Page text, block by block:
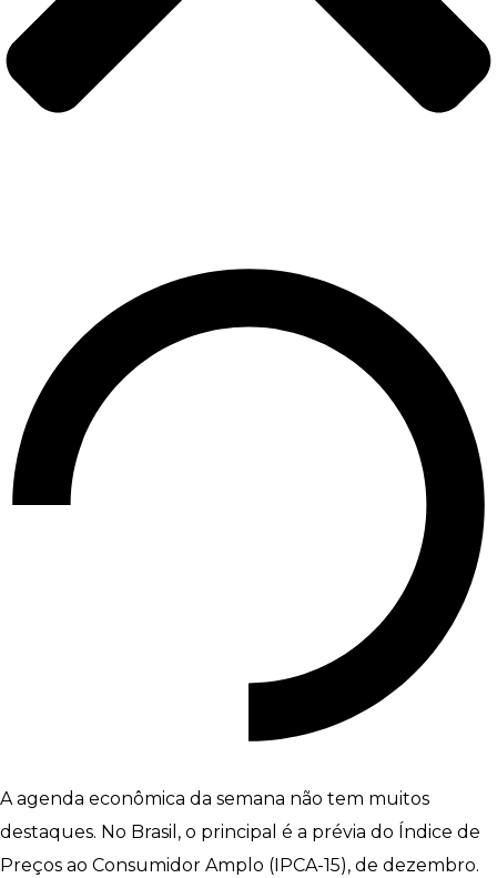
A agenda econômica da semana não tem muitos
destaques. No Brasil, o principal é a prévia do Índice de
Preços ao Consumidor Amplo (IPCA-15), de dezembro.